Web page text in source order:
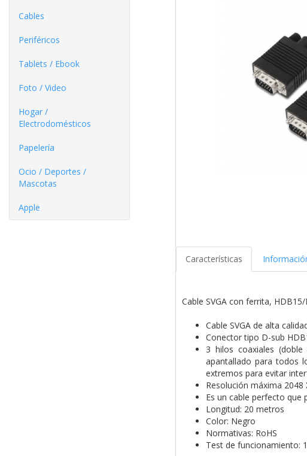
Cables
Periféricos
Tablets / Ebook
Foto / Video
Hogar /
Electrodomésticos
Papelería
Ocio / Deportes /
Mascotas
Apple
Características
Cable SVGA con ferrita,
Cable SVGA de alta
Conector tipo D-sub
3 hilos coaxiales
apantallado para todos
extremos para evitar
Resolución máxima 2048
Es un cable perfecto que
Longitud: 20 metros
Color: Negro
Normativas: RoHS
Test de funcionamiento: